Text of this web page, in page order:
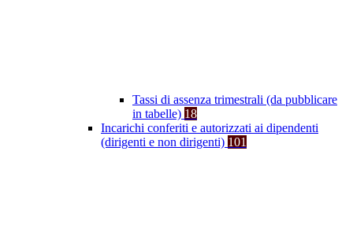
Tassi di assenza trimestrali (da pubblicare
in tabelle) 18
Incarichi conferiti e autorizzati ai dipendenti
(dirigenti e non dirigenti) 101